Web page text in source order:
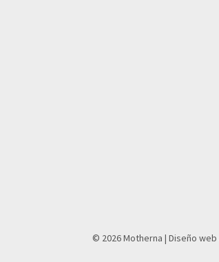
© 2026 Motherna | Diseño web